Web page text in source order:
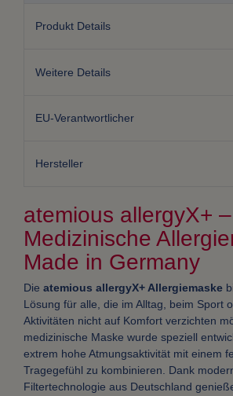
Produkt Details
Weitere Details
EU-Verantwortlicher
Hersteller
atemious allergyX+ –
Medizinische
Made in Germany
Die atemious allergyX+ Allergiemaske
Lösung für alle, die im Alltag, beim Sport
Aktivitäten nicht auf Komfort verzichten
medizinische Maske wurde speziell
extrem hohe Atmungsaktivität mit einem
Tragegefühl zu kombinieren. Dank
Filtertechnologie aus Deutschland